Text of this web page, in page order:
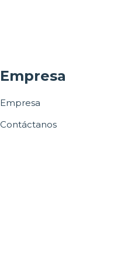
Empresa
Empresa
Contáctanos